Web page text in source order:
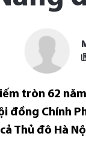
tròn 62
đồng Chính
Thủ đô Hà